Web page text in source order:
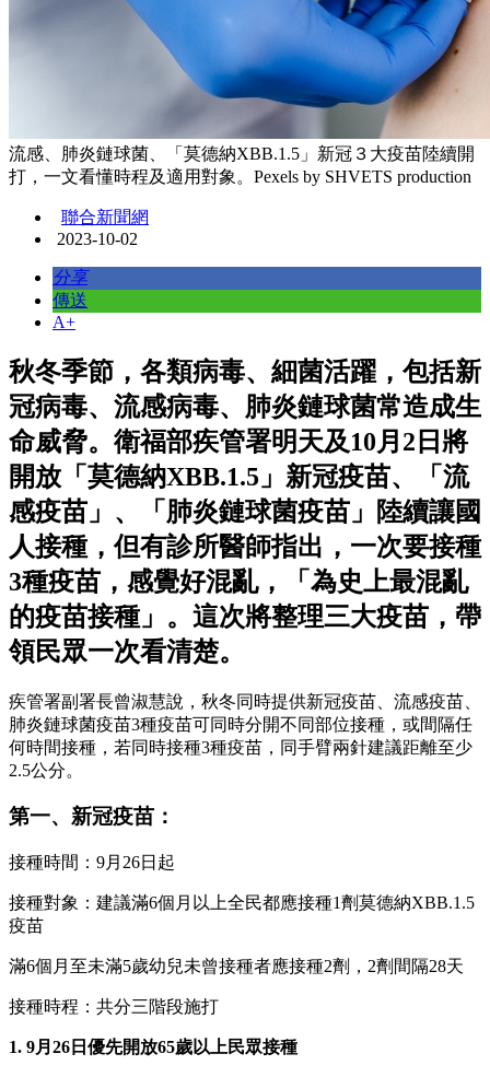
流感、肺炎鏈球菌、「莫德納XBB.1.5」新冠３大疫苗陸續開
打，一文看懂時程及適用對象。Pexels by SHVETS production
聯合新聞網
2023-10-02
分享
傳送
A+
秋冬季節，各類病毒、細菌活躍，包括新
冠病毒、流感病毒、肺炎鏈球菌常造成生
命威脅。衛福部疾管署明天及10月2日將
開放「莫德納XBB.1.5」新冠疫苗、「流
感疫苗」、「肺炎鏈球菌疫苗」陸續讓國
人接種，但有診所醫師指出，一次要接種
3種疫苗，感覺好混亂，「為史上最混亂
的疫苗接種」。這次將整理三大疫苗，帶
領民眾一次看清楚。
疾管署副署長曾淑慧說，秋冬同時提供新冠疫苗、流感疫苗、
肺炎鏈球菌疫苗3種疫苗可同時分開不同部位接種，或間隔任
何時間接種，若同時接種3種疫苗，同手臂兩針建議距離至少
2.5公分。
第一、新冠疫苗：
接種時間：9月26日起
接種對象：建議滿6個月以上全民都應接種1劑莫德納XBB.1.5
疫苗
滿6個月至未滿5歲幼兒未曾接種者應接種2劑，2劑間隔28天
接種時程：共分三階段施打
1. 9月26日優先開放65歲以上民眾接種